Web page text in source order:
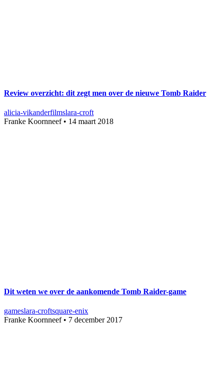
Review overzicht: dit zegt men over de nieuwe Tomb Raider
alicia-vikanderfilmslara-croft
Franke Koornneef• 14 maart 2018
Dit weten we over de aankomende Tomb Raider-game
gameslara-croftsquare-enix
Franke Koornneef• 7 december 2017